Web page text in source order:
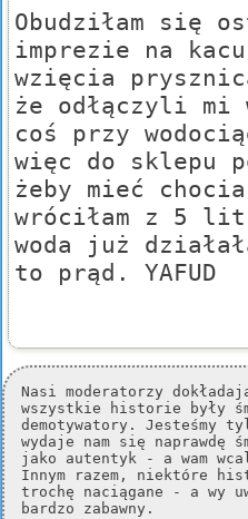
Obudziłam się
imprezie na
wzięcia
że odłączyli mi
coś przy
więc do sklepu
żeby mieć
wróciłam z 5
woda już
to prąd. YAFUD
Nasi moderatorzy
wszystkie historie były
demotywatory. Jesteśmy
wydaje nam się naprawdę
jako autentyk - a wam
Innym razem, niektóre
trochę naciągane - a wy
bardzo zabawny.